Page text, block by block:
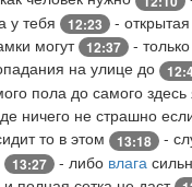
у тебя 12:23 -
могут 12:37 -
на улице до
пола до самого здесь
ничего не страшно
то в этом 13:18 -
13:27 - либо влага